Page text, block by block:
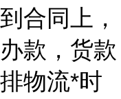
合同上，
款，货款
物流*时